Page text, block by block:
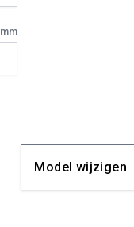
mm
Model wijzigen